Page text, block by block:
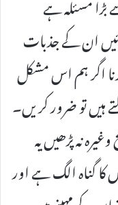
ان کے جذبات
اگر ہم اس مشکل
ہیں تو ضرور کریں۔
نہ پڑھیں یہ
گناہ الگ ہے اور